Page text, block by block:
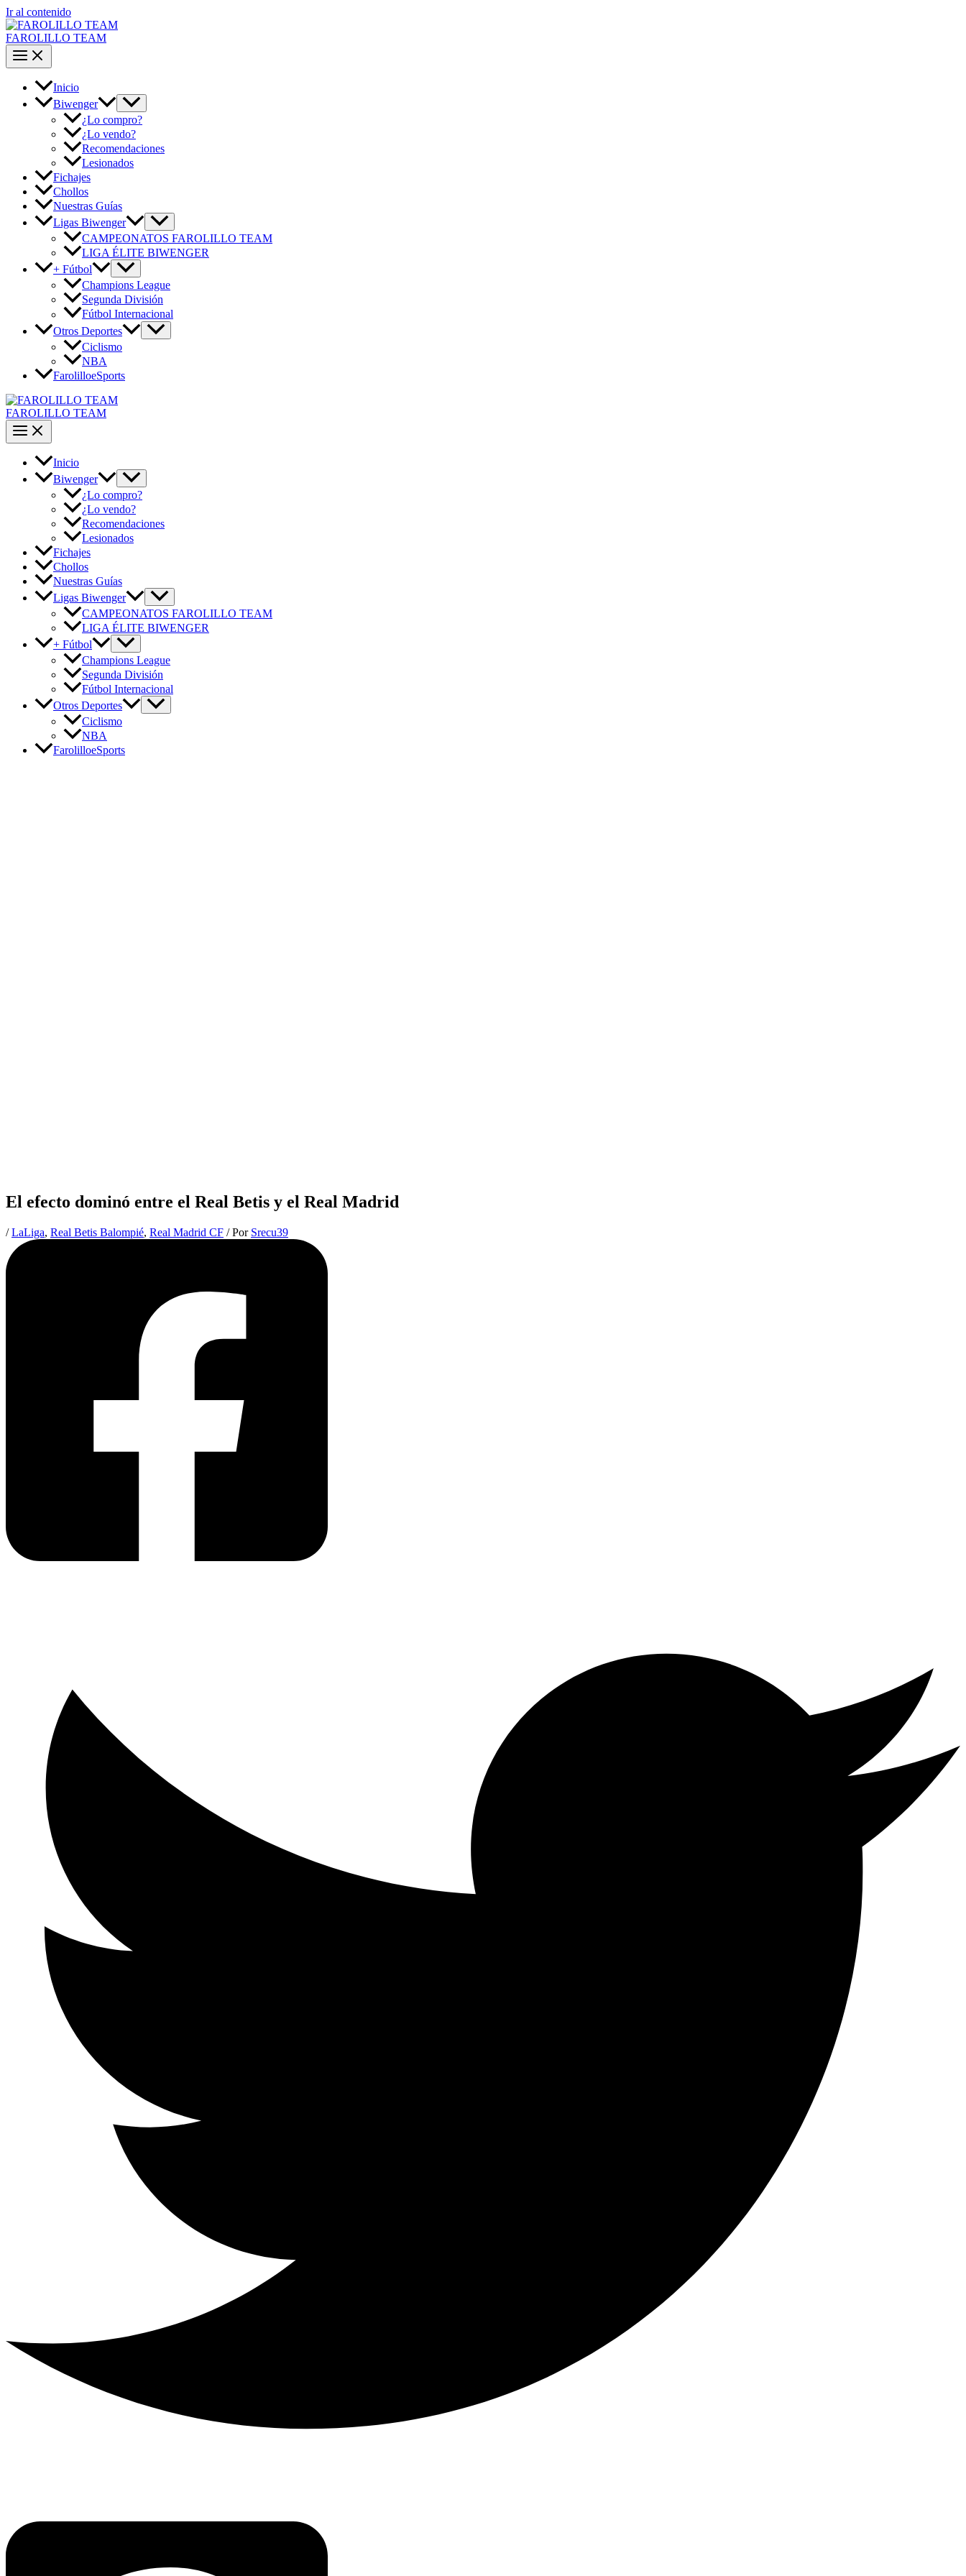
Ir al contenido
FAROLILLO TEAM
Inicio
Biwenger
¿Lo compro?
¿Lo vendo?
Recomendaciones
Lesionados
Fichajes
Chollos
Nuestras Guías
Ligas Biwenger
CAMPEONATOS FAROLILLO TEAM
LIGA ÉLITE BIWENGER
+ Fútbol
Champions League
Segunda División
Fútbol Internacional
Otros Deportes
Ciclismo
NBA
FarolilloeSports
FAROLILLO TEAM
Inicio
Biwenger
¿Lo compro?
¿Lo vendo?
Recomendaciones
Lesionados
Fichajes
Chollos
Nuestras Guías
Ligas Biwenger
CAMPEONATOS FAROLILLO TEAM
LIGA ÉLITE BIWENGER
+ Fútbol
Champions League
Segunda División
Fútbol Internacional
Otros Deportes
Ciclismo
NBA
FarolilloeSports
El efecto dominó entre el Real Betis y el Real Madrid
/LaLiga, Real Betis Balompié, Real Madrid CF / Por Srecu39